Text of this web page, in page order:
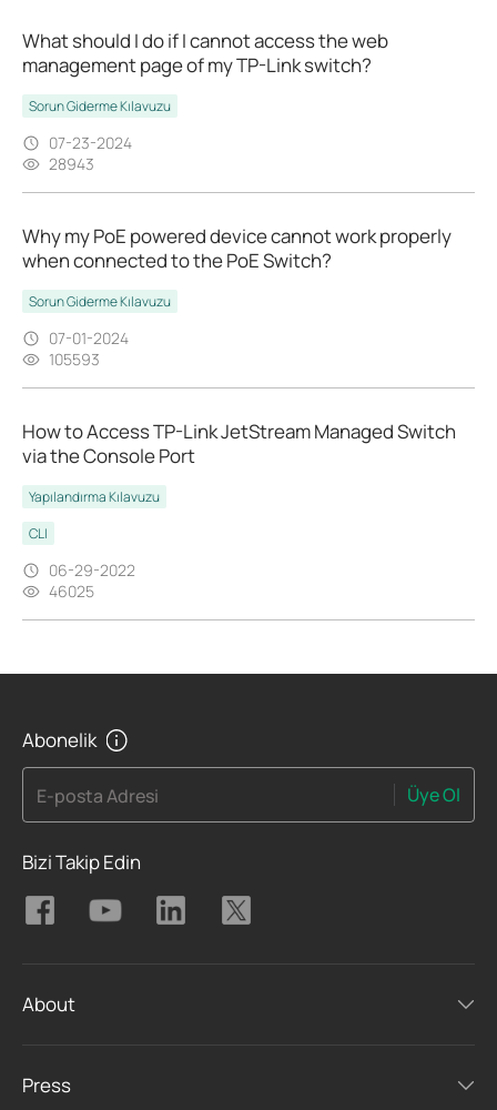
What should I do if I cannot access the web
management page of my TP-Link switch?
Sorun Giderme Kılavuzu
07-23-2024
28943
Why my PoE powered device cannot work properly
when connected to the PoE Switch?
Sorun Giderme Kılavuzu
07-01-2024
105593
How to Access TP-Link JetStream Managed Switch
via the Console Port
Yapılandırma Kılavuzu
CLI
06-29-2022
46025
Abonelik
E-posta Adresi Üye Ol
Bizi Takip Edin
About
Press